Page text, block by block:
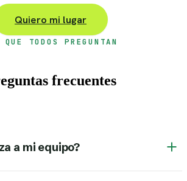
Quiero mi lugar
QUE TODOS PREGUNTAN
frecuentes
a mi equipo?